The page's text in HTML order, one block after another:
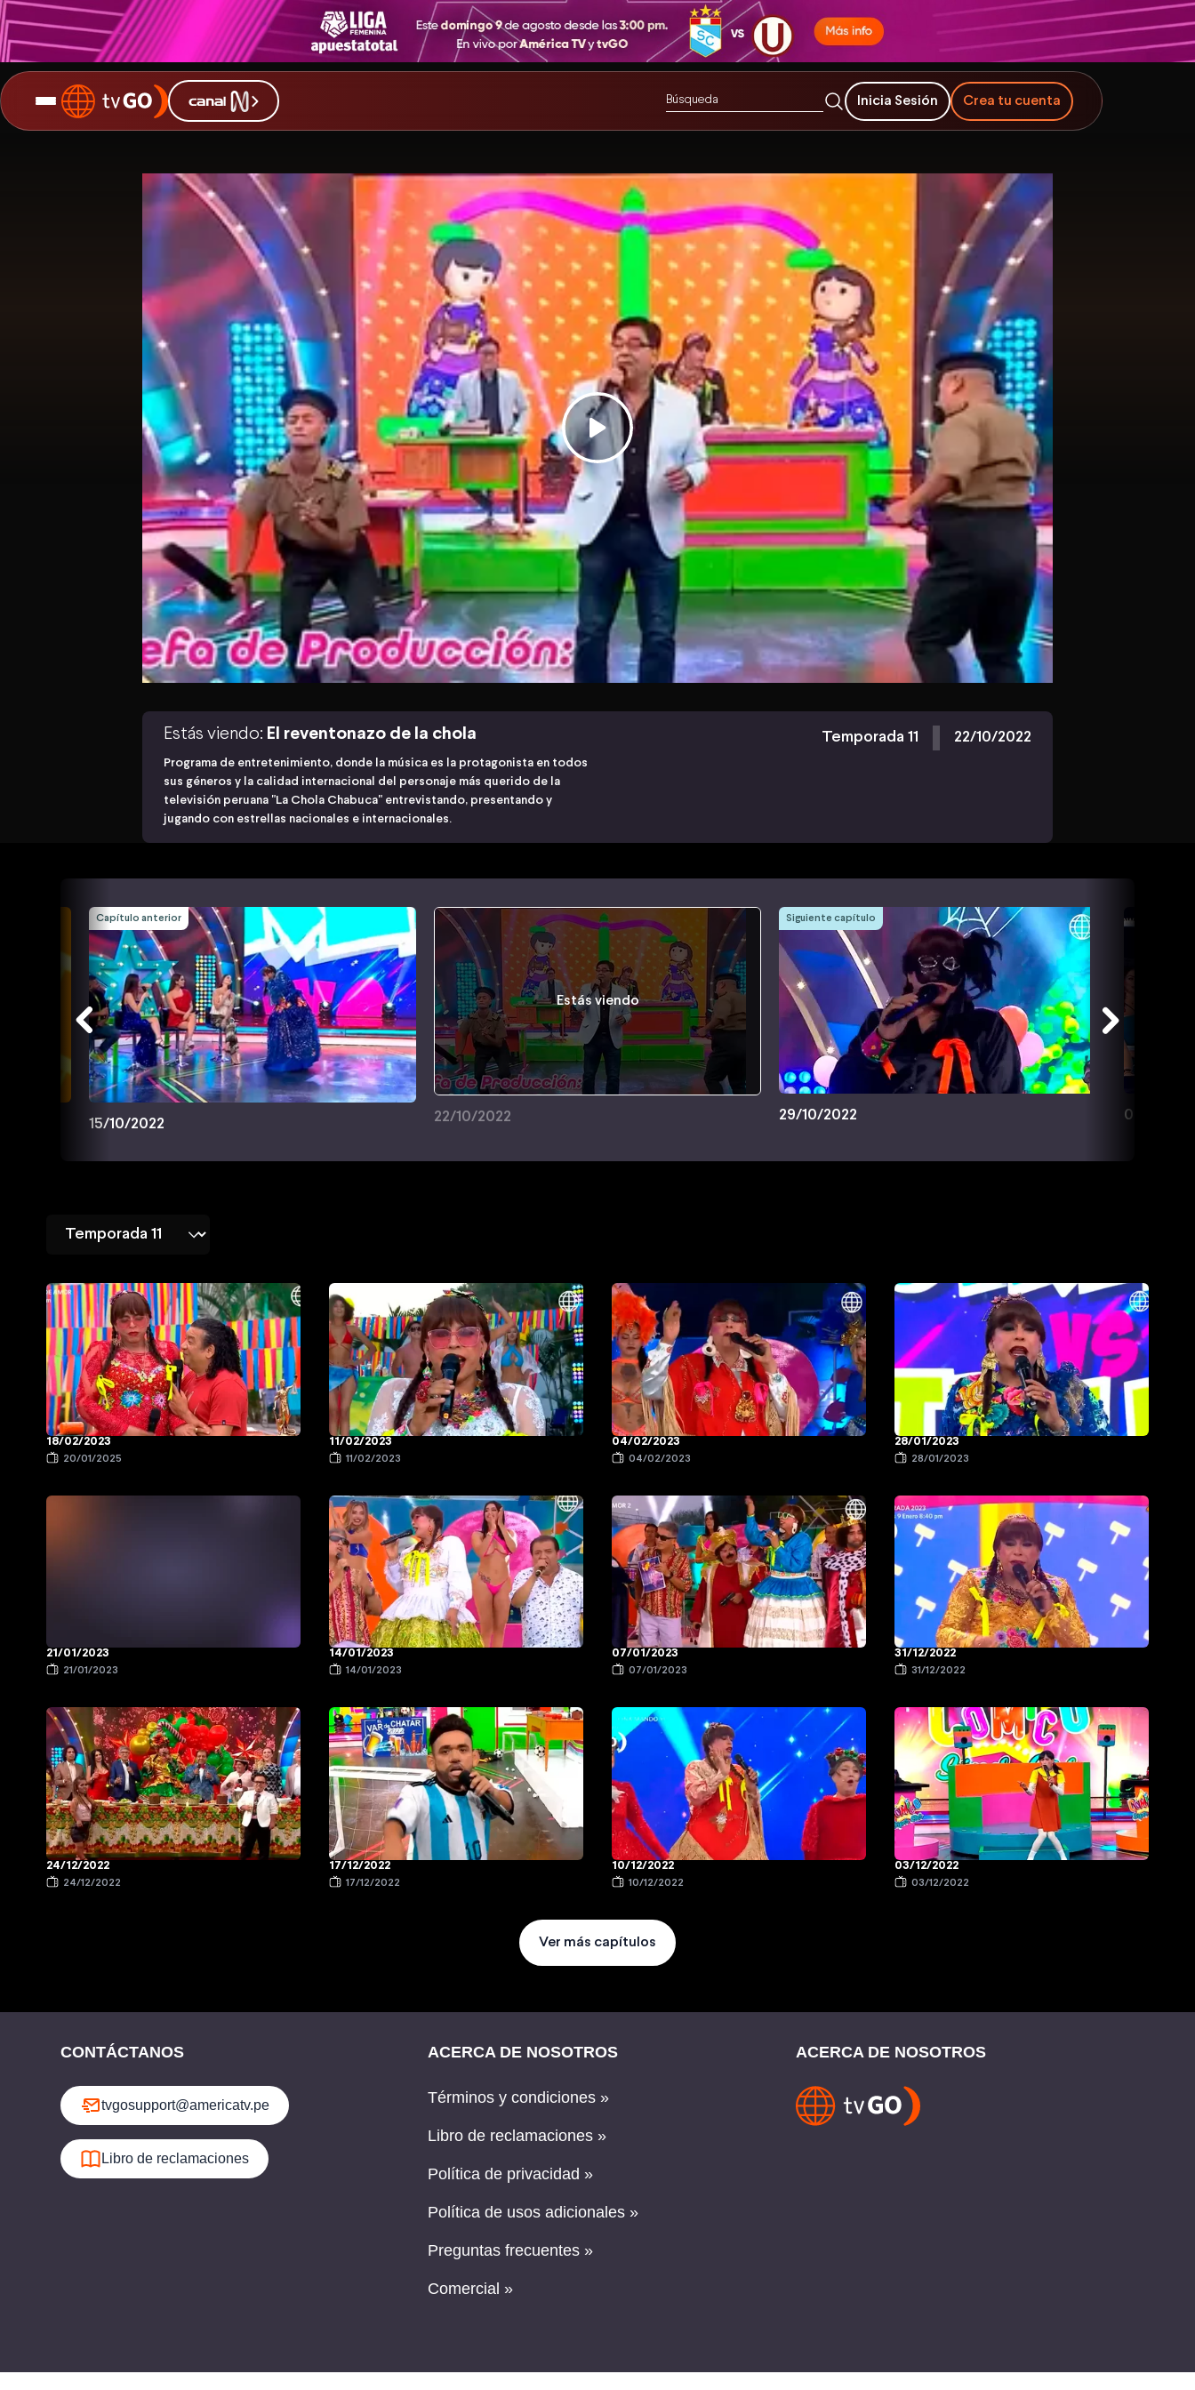
Inicia Sesión Crea tu cuenta
Estás viendo: El reventonazo de la chola
Programa de entretenimiento, donde la música es la protagonista en todos
sus géneros y la calidad internacional del personaje más querido de la
televisión peruana "La Chola Chabuca" entrevistando, presentando y
jugando con estrellas nacionales e internacionales.
Temporada 11 22/10/2022
Capítulo anterior
15/10/2022
Estás viendo
22/10/2022
Siguiente capítulo
29/10/2022 05/11/
18/02/2023
20/01/2025
11/02/2023
11/02/2023
04/02/2023
04/02/2023
28/01/2023
28/01/2023
21/01/2023
21/01/2023
14/01/2023
14/01/2023
07/01/2023
07/01/2023
31/12/2022
31/12/2022
24/12/2022
24/12/2022
17/12/2022
17/12/2022
10/12/2022
10/12/2022
03/12/2022
03/12/2022
Ver más capítulos
CONTÁCTANOS
tvgosupport@americatv.pe
Libro de reclamaciones
ACERCA DE NOSOTROS
Términos y condiciones »
Libro de reclamaciones »
Política de privacidad »
Política de usos adicionales »
Preguntas frecuentes »
Comercial »
ACERCA DE NOSOTROS